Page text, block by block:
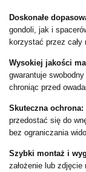
Doskonałe
gondoli, jak i
korzystać przez cały
Wysokiej jakości
gwarantuje
chroniąc przed
Skuteczna ochrona:
przedostać się do
bez ograniczania
Szybki montaż i
założenie lub